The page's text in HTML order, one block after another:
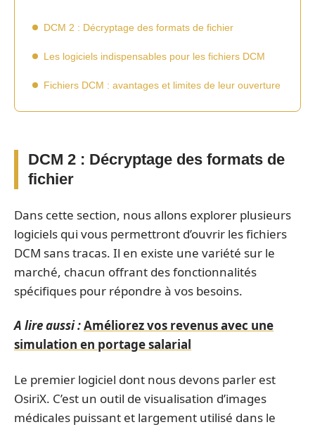
DCM 2 : Décryptage des formats de fichier
Les logiciels indispensables pour les fichiers DCM
Fichiers DCM : avantages et limites de leur ouverture
DCM 2 : Décryptage des formats de
fichier
Dans cette section, nous allons explorer plusieurs
logiciels qui vous permettront d’ouvrir les fichiers
DCM sans tracas. Il en existe une variété sur le
marché, chacun offrant des fonctionnalités
spécifiques pour répondre à vos besoins.
A lire aussi :Améliorez vos revenus avec une
simulation en portage salarial
Le premier logiciel dont nous devons parler est
OsiriX. C’est un outil de visualisation d’images
médicales puissant et largement utilisé dans le